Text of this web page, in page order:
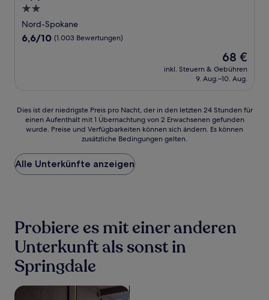
2.0-
Sterne-
Unterkunft
Nord-Spokane
6.6
6,6/10 (1.003 Bewertungen)
Der
Preis
beträgt
68 €
inkl. Steuern & Gebühren
9. Aug.–10. Aug.
Dies
der
Preis
pro
Nacht,
24 Stunden
für
einen
Aufenthalt
mit
1 Übernachtung
von
Dies ist der niedrigste Preis pro Nacht, der in den letzten 24 Stunden für
einen Aufenthalt mit 1 Übernachtung von 2 Erwachsenen gefunden
wurde. Preise und Verfügbarkeiten können sich ändern. Es können
zusätzliche Bedingungen gelten.
Alle Unterkünfte anzeigen
Probiere es mit einer anderen
Unterkunft als sonst in
Springdale
Suche nach haustierfreundlichen Unterkünften